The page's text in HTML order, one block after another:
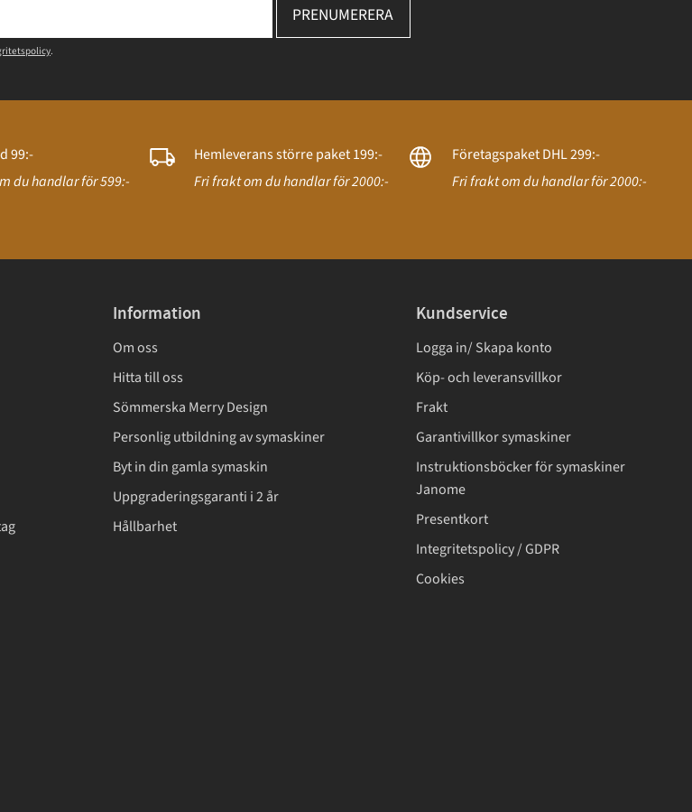
PRENUMERERA
.
99:-
du handlar för 599:-
Hemleverans större paket 199:-
Fri frakt om du handlar för 2000:-
Företagspaket DHL 299:-
Fri frakt om du handlar för 2000:-
Information
Om oss
Hitta till oss
Sömmerska Merry Design
Personlig utbildning av symaskiner
Byt in din gamla symaskin
Uppgraderingsgaranti i 2 år
Hållbarhet
Kundservice
Logga in/ Skapa konto
Köp- och leveransvillkor
Frakt
Garantivillkor symaskiner
Instruktionsböcker för symaskiner
Janome
Presentkort
Integritetspolicy / GDPR
Cookies